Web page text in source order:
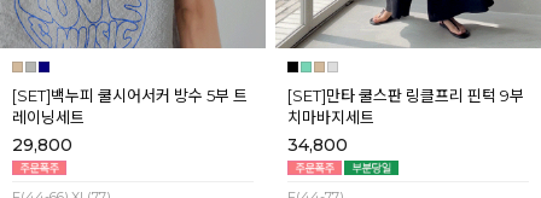
[SET]백누피 쿨시어서커 방수 5부 트
레이닝세트
29,800
[SET]만타 쿨스판 링클프리 핀턱 9부
치마바지세트
34,800